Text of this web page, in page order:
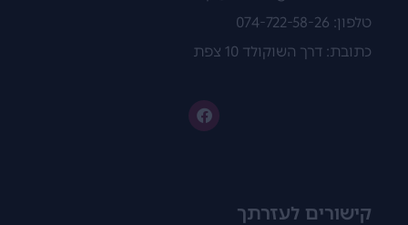
טלפון: 074-722-58-26
כתובת: דרך השוקולד 10 צפת
קישורים לעזרתך